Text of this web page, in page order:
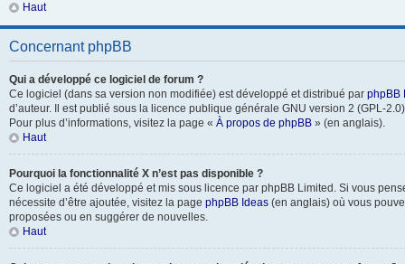
Haut
Concernant phpBB
Qui a développé ce logiciel de forum ?
Ce logiciel (dans sa version non modifiée) est développé et distribué par phpBB
d’auteur. Il est publié sous la licence publique générale GNU version 2 (GPL-
Pour plus d’informations, visitez la page « À propos de phpBB » (en anglais).
Haut
Pourquoi la fonctionnalité X n’est pas disponible ?
Ce logiciel a été développé et mis sous licence par phpBB Limited. Si vous
nécessite d’être ajoutée, visitez la page phpBB Ideas (en anglais) où vous
proposées ou en suggérer de nouvelles.
Haut